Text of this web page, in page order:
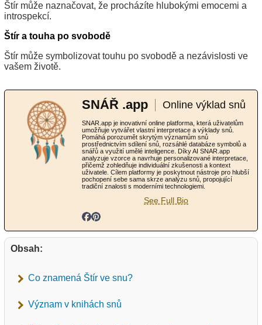
Štír může naznačovat, že procházíte hlubokými emocemi a
introspekcí.
Štír a touha po svobodě
Štír může symbolizovat touhu po svobodě a nezávislosti ve
vašem životě.
SNÁŘ .app Online výklad snů
SNAR.app je inovativní online platforma, která uživatelům
umožňuje vytvářet vlastní interpretace a výklady snů.
Pomáhá porozumět skrytým významům snů
prostřednictvím sdílení snů, rozsáhlé databáze symbolů a
snářů a využití umělé inteligence. Díky AI SNAR.app
analyzuje vzorce a navrhuje personalizované interpretace,
přičemž zohledňuje individuální zkušenosti a kontext
uživatele. Cílem platformy je poskytnout nástroje pro hlubší
pochopení sebe sama skrze analýzu snů, propojující
tradiční znalosti s moderními technologiemi.
See Full Bio
Obsah:
Co znamená Štír ve snu?
Význam v knihách snů